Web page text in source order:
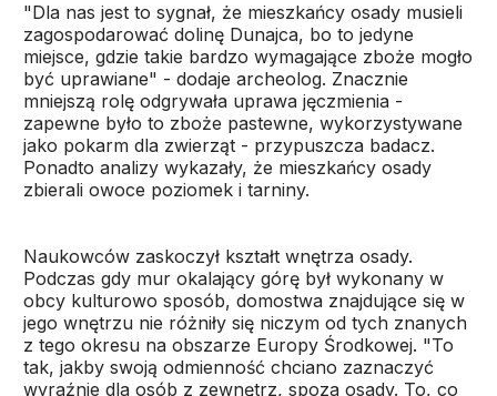
"Dla nas jest to sygnał, że mieszkańcy osady musieli
zagospodarować dolinę Dunajca, bo to jedyne
miejsce, gdzie takie bardzo wymagające zboże mogło
być uprawiane" - dodaje archeolog. Znacznie
mniejszą rolę odgrywała uprawa jęczmienia -
zapewne było to zboże pastewne, wykorzystywane
jako pokarm dla zwierząt - przypuszcza badacz.
Ponadto analizy wykazały, że mieszkańcy osady
zbierali owoce poziomek i tarniny.
Naukowców zaskoczył kształt wnętrza osady.
Podczas gdy mur okalający górę był wykonany w
obcy kulturowo sposób, domostwa znajdujące się w
jego wnętrzu nie różniły się niczym od tych znanych
z tego okresu na obszarze Europy Środkowej. "To
tak, jakby swoją odmienność chciano zaznaczyć
wyraźnie dla osób z zewnętrz, spoza osady. To, co